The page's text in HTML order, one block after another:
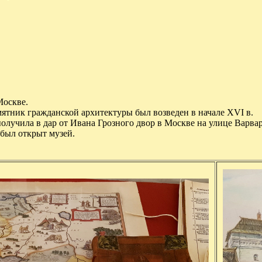
гражданской архитектуры был возведен в начале XVI в.
в дар от Ивана Грозного двор в Москве на улице
открыт музей.